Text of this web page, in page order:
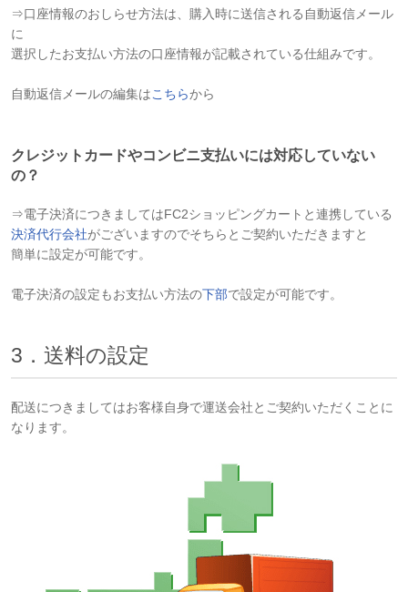
⇒口座情報のおしらせ方法は、購入時に送信される自動返信メール
に
選択したお支払い方法の口座情報が記載されている仕組みです。
自動返信メールの編集はこちらから
クレジットカードやコンビニ支払いには対応していない
の？
⇒電子決済につきましてはFC2ショッピングカートと連携している
決済代行会社がございますのでそちらとご契約いただきますと
簡単に設定が可能です。
電子決済の設定もお支払い方法の下部で設定が可能です。
3．送料の設定
配送につきましてはお客様自身で運送会社とご契約いただくことに
なります。